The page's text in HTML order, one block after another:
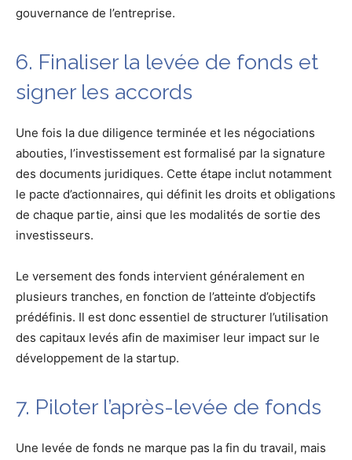
gouvernance de l’entreprise.
6. Finaliser la levée de fonds et
signer les accords
Une fois la due diligence terminée et les négociations
abouties, l’investissement est formalisé par la signature
des documents juridiques. Cette étape inclut notamment
le pacte d’actionnaires, qui définit les droits et obligations
de chaque partie, ainsi que les modalités de sortie des
investisseurs.
Le versement des fonds intervient généralement en
plusieurs tranches, en fonction de l’atteinte d’objectifs
prédéfinis. Il est donc essentiel de structurer l’utilisation
des capitaux levés afin de maximiser leur impact sur le
développement de la startup.
7. Piloter l’après-levée de fonds
Une levée de fonds ne marque pas la fin du travail, mais